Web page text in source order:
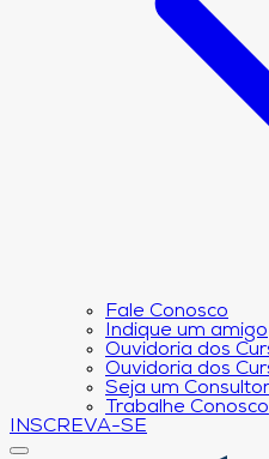
Fale Conosco
Indique um amigo
Ouvidoria dos
Ouvidoria dos
Seja um
Trabalhe Conosco
INSCREVA-SE